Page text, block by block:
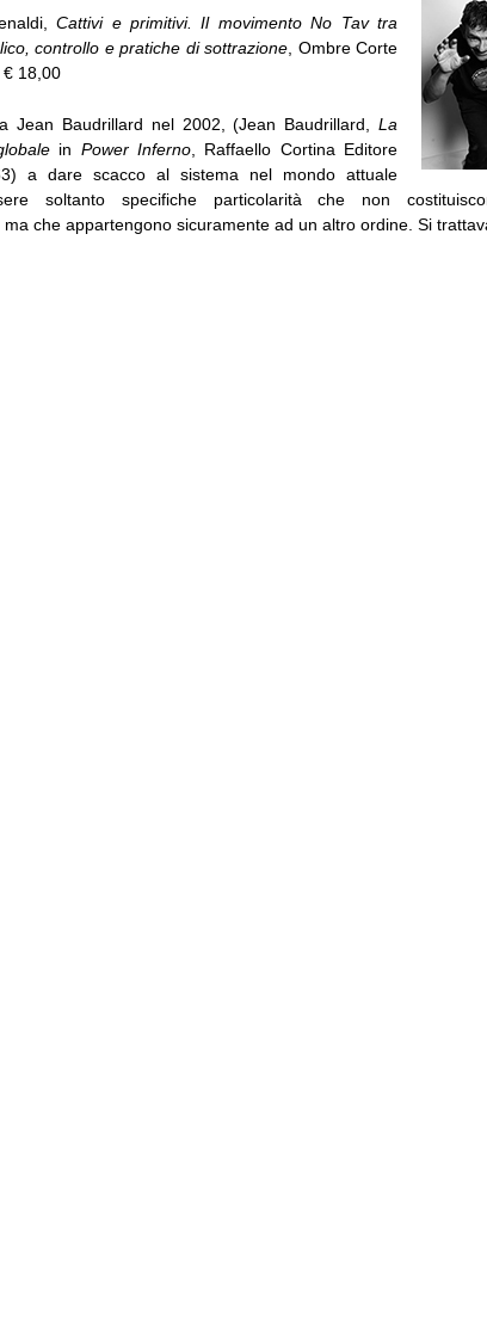
Cattivi e primitivi. Il movimento No Tav tra
controllo e pratiche di sottrazione , Ombre Corte
18,00
Jean Baudrillard nel 2002, (Jean Baudrillard, La
in Power Inferno , Raffaello Cortina Editore
a dare scacco al sistema nel mondo attuale
soltanto specifiche particolarità che non
ma che appartengono sicuramente ad un altro ordine. Si